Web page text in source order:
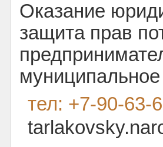
Оказание
защита прав
тел: +7-90-63-